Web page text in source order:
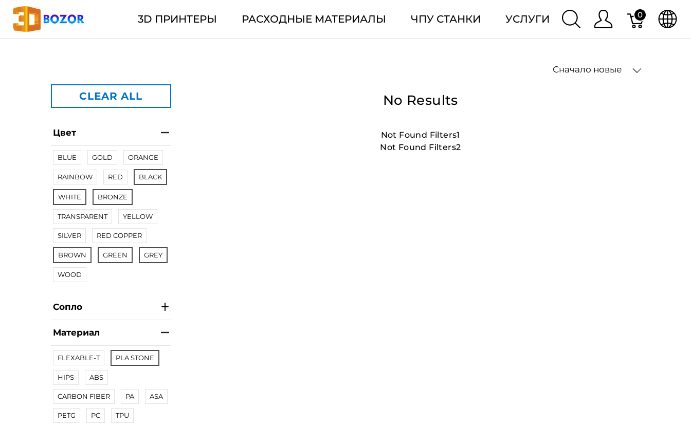
3D ПРИНТЕРЫ РАСХОДНЫЕ МАТЕРИАЛЫ ЧПУ СТАНКИ УСЛУГИ 0
Сначало новые
CLEAR ALL
Цвет
BLUE GOLD ORANGE
RAINBOW RED BLACK
WHITE BRONZE
TRANSPARENT YELLOW
SILVER RED COPPER
BROWN GREEN GREY
WOOD
Сопло
Материал
FLEXABLE-T PLA STONE
HIPS ABS
CARBON FIBER PA ASA
PETG PC TPU
No Results
Not Found Filters1
Not Found Filters2